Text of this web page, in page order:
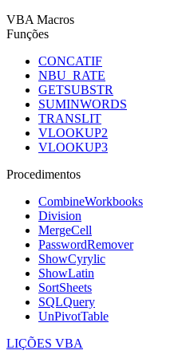
VBA Macros
Funções
CONCATIF
NBU_RATE
GETSUBSTR
SUMINWORDS
TRANSLIT
VLOOKUP2
VLOOKUP3
Procedimentos
CombineWorkbooks
Division
MergeCell
PasswordRemover
ShowCyrylic
ShowLatin
SortSheets
SQLQuery
UnPivotTable
LIÇÕES VBA